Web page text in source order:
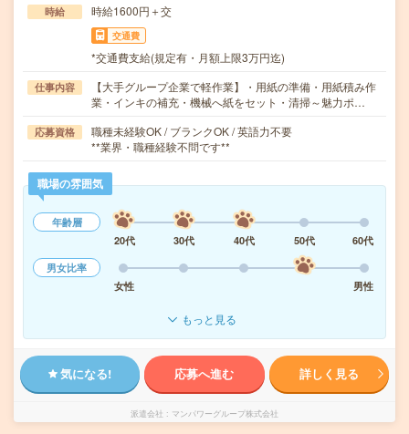
時給 時給1600円＋交
交通費
*交通費支給(規定有・月額上限3万円迄)
仕事内容
【大手グループ企業で軽作業】・用紙の準備・用紙積み作
業・インキの補充・機械へ紙をセット・清掃～魅力ポ…
応募資格
職種未経験OK / ブランクOK / 英語力不要
**業界・職種経験不問です**
職場の雰囲気
年齢層
20代
30代 40代 50代
60代
男女比率
女性
男性
もっと見る
気になる! 応募へ進む 詳しく見る
派遣会社 マンパワーグループ株式会社